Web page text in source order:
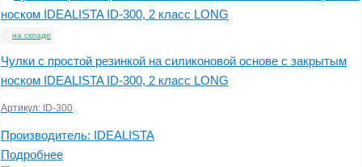
на складе
Чулки с простой резинкой на силиконовой основе с закрытым
носком IDEALISTA ID-300, 2 класс LONG
Артикул: ID-300
Производитель: IDEALISTA
Подробнее